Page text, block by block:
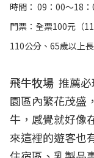
時間： 09：00～18
門票：全票100元（
110公分、65歲以上
飛牛牧場 推薦
園區內繁花茂盛
牛，感覺就好像
來這裡的遊客也